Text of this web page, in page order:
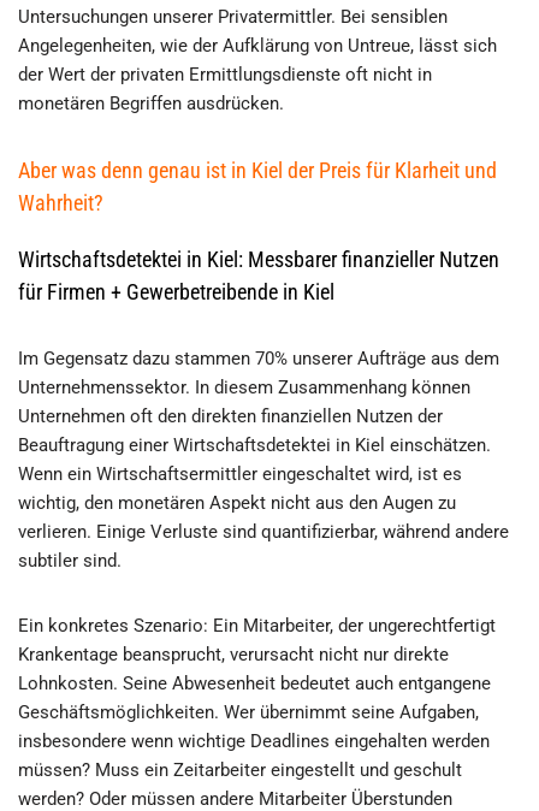
Untersuchungen unserer Privatermittler. Bei sensiblen
Angelegenheiten, wie der Aufklärung von Untreue, lässt sich
der Wert der privaten Ermittlungsdienste oft nicht in
monetären Begriffen ausdrücken.
Aber was denn genau ist in Kiel der Preis für Klarheit und
Wahrheit?
Wirtschaftsdetektei in Kiel: Messbarer finanzieller Nutzen
für Firmen + Gewerbetreibende in Kiel
Im Gegensatz dazu stammen 70% unserer Aufträge aus dem
Unternehmenssektor. In diesem Zusammenhang können
Unternehmen oft den direkten finanziellen Nutzen der
Beauftragung einer Wirtschaftsdetektei in Kiel einschätzen.
Wenn ein Wirtschaftsermittler eingeschaltet wird, ist es
wichtig, den monetären Aspekt nicht aus den Augen zu
verlieren. Einige Verluste sind quantifizierbar, während andere
subtiler sind.
Ein konkretes Szenario: Ein Mitarbeiter, der ungerechtfertigt
Krankentage beansprucht, verursacht nicht nur direkte
Lohnkosten. Seine Abwesenheit bedeutet auch entgangene
Geschäftsmöglichkeiten. Wer übernimmt seine Aufgaben,
insbesondere wenn wichtige Deadlines eingehalten werden
müssen? Muss ein Zeitarbeiter eingestellt und geschult
werden? Oder müssen andere Mitarbeiter Überstunden